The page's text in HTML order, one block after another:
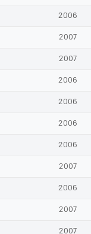
2006
2007
2007
2006
2006
2006
2006
2007
2006
2007
2007